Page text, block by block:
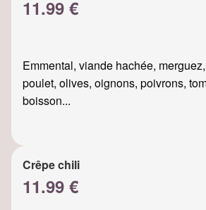
11.99 €
Emmental, viande hachée,
poulet, olives, oignons, poivrons,
boisson...
Crêpe chili
11.99 €